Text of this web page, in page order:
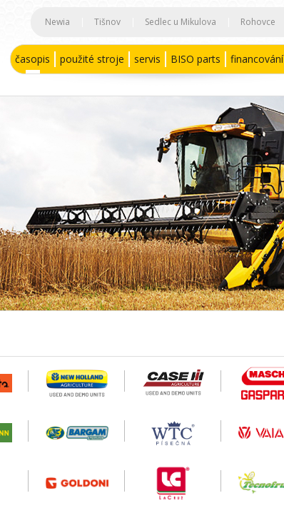
Newia Tišnov Sedlec u Mikulova Rohovce
časopis použité stroje servis BISO parts financování